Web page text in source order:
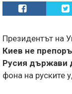
Президентът на
Киев не
Русия държави
фона на руските